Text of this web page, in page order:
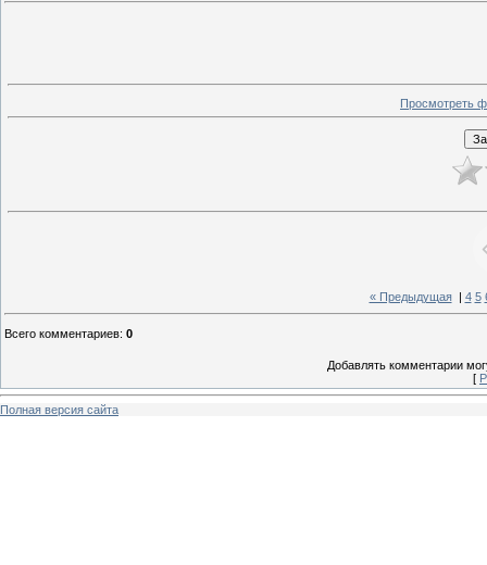
Просмотреть
« Предыдущая| 4 5
Всего комментариев: 0
Добавлять комментарии
[
Полная версия сайта